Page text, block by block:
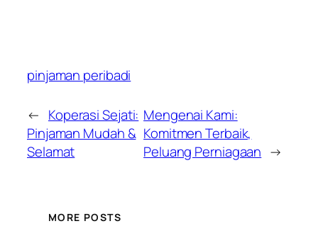
pinjaman peribadi
← Koperasi Sejati:
Pinjaman Mudah &
Selamat
Mengenai Kami:
Komitmen Terbaik,
Peluang Perniagaan →
MORE POSTS